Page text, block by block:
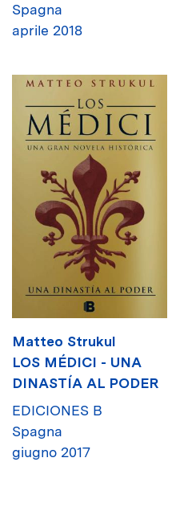
Spagna
aprile 2018
Matteo Strukul
LOS MÉDICI - UNA
DINASTÍA AL PODER
EDICIONES B
Spagna
giugno 2017